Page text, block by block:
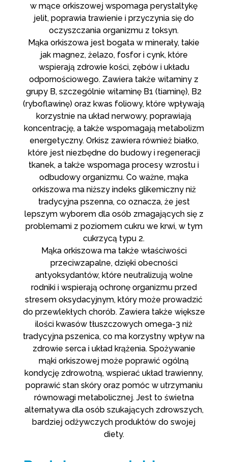
w mące orkiszowej wspomaga perystaltykę
jelit, poprawia trawienie i przyczynia się do
oczyszczania organizmu z toksyn.
Mąka orkiszowa jest bogata w minerały, takie
jak magnez, żelazo, fosfor i cynk, które
wspierają zdrowie kości, zębów i układu
odpornościowego. Zawiera także witaminy z
grupy B, szczególnie witaminę B1 (tiaminę), B2
(ryboflawinę) oraz kwas foliowy, które wpływają
korzystnie na układ nerwowy, poprawiają
koncentrację, a także wspomagają metabolizm
energetyczny. Orkisz zawiera również białko,
które jest niezbędne do budowy i regeneracji
tkanek, a także wspomaga procesy wzrostu i
odbudowy organizmu. Co ważne, mąka
orkiszowa ma niższy indeks glikemiczny niż
tradycyjna pszenna, co oznacza, że jest
lepszym wyborem dla osób zmagających się z
problemami z poziomem cukru we krwi, w tym
cukrzycą typu 2.
Mąka orkiszowa ma także właściwości
przeciwzapalne, dzięki obecności
antyoksydantów, które neutralizują wolne
rodniki i wspierają ochronę organizmu przed
stresem oksydacyjnym, który może prowadzić
do przewlekłych chorób. Zawiera także większe
ilości kwasów tłuszczowych omega-3 niż
tradycyjna pszenica, co ma korzystny wpływ na
zdrowie serca i układ krążenia. Spożywanie
mąki orkiszowej może poprawić ogólną
kondycję zdrowotną, wspierać układ trawienny,
poprawić stan skóry oraz pomóc w utrzymaniu
równowagi metabolicznej. Jest to świetna
alternatywa dla osób szukających zdrowszych,
bardziej odżywczych produktów do swojej
diety.